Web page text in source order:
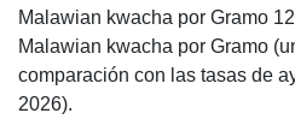
Malawian kwacha por Gramo
Malawian kwacha por Gramo
comparación con las tasas de
2026).